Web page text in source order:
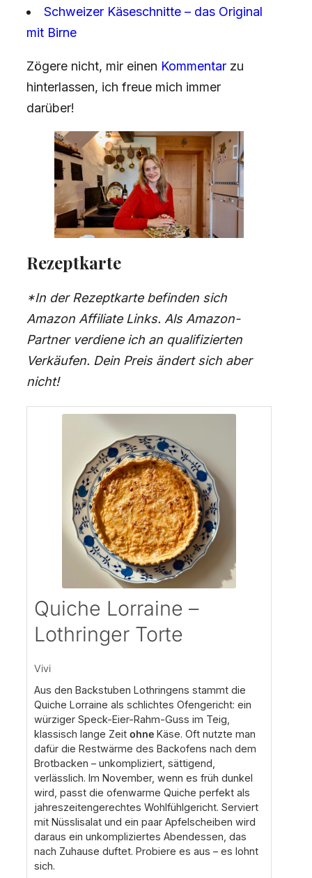
Schweizer Käseschnitte – das Original
mit Birne
Zögere nicht, mir einen Kommentar zu
hinterlassen, ich freue mich immer
darüber!
Rezeptkarte
*In der Rezeptkarte befinden sich
Amazon Affiliate Links. Als Amazon-
Partner verdiene ich an qualifizierten
Verkäufen. Dein Preis ändert sich aber
nicht!
Quiche Lorraine –
Lothringer Torte
Vivi
Aus den Backstuben Lothringens stammt die
Quiche Lorraine als schlichtes Ofengericht: ein
würziger Speck-Eier-Rahm-Guss im Teig,
klassisch lange Zeit ohne Käse. Oft nutzte man
dafür die Restwärme des Backofens nach dem
Brotbacken – unkompliziert, sättigend,
verlässlich. Im November, wenn es früh dunkel
wird, passt die ofenwarme Quiche perfekt als
jahreszeitengerechtes Wohlfühlgericht. Serviert
mit Nüsslisalat und ein paar Apfelscheiben wird
daraus ein unkompliziertes Abendessen, das
nach Zuhause duftet. Probiere es aus – es lohnt
sich.